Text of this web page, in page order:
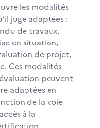
les modalités
juge adaptées :
de travaux,
en situation,
de projet,
Ces modalités
peuvent
adaptées en
de la voie
à la